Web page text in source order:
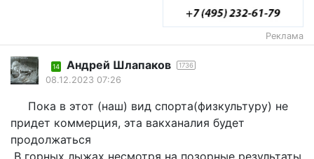
Реклама
14 Андрей Шлапаков 1736
08.12.2023 07:26
Пока в этот (наш) вид спорта(физкультуру) не
придет коммерция, эта вакханалия будет
продолжаться